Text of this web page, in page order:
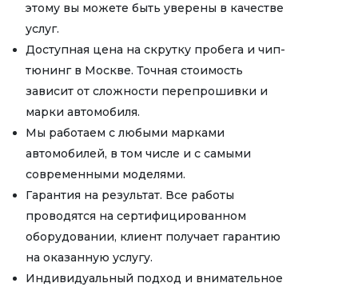
этому вы можете быть уверены в качестве
услуг.
Доступная цена на скрутку пробега и чип-
тюнинг в Москве. Точная стоимость
зависит от сложности перепрошивки и
марки автомобиля.
Мы работаем с любыми марками
автомобилей, в том числе и с самыми
современными моделями.
Гарантия на результат. Все работы
проводятся на сертифицированном
оборудовании, клиент получает гарантию
на оказанную услугу.
Индивидуальный подход и внимательное